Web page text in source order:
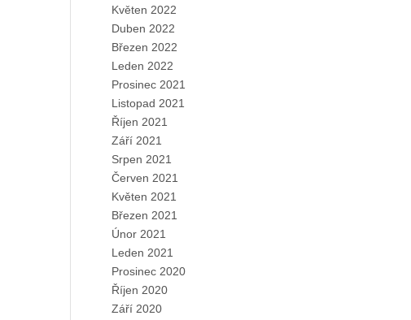
Květen 2022
Duben 2022
Březen 2022
Leden 2022
Prosinec 2021
Listopad 2021
Říjen 2021
Září 2021
Srpen 2021
Červen 2021
Květen 2021
Březen 2021
Únor 2021
Leden 2021
Prosinec 2020
Říjen 2020
Září 2020